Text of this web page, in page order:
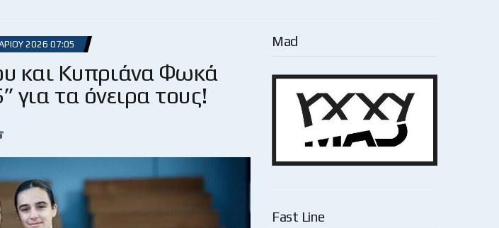
2026 07:05
και Κυπριάνα Φωκά
για τα όνειρα τους!
Mad
Fast Line